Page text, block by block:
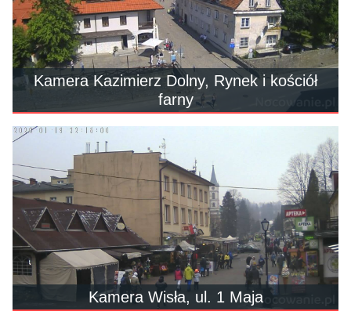
Kamera Kazimierz Dolny, Rynek i kościół
farny
Kamera Wisła, ul. 1 Maja